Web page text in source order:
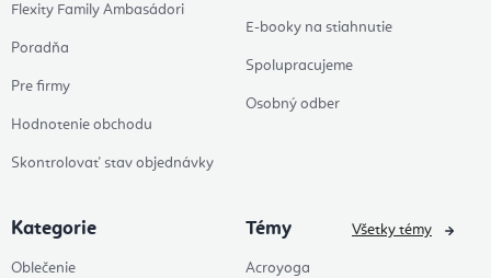
Flexity Family Ambasádori
Poradňa
Pre firmy
Hodnotenie obchodu
Skontrolovať stav objednávky
E-booky na stiahnutie
Spolupracujeme
Osobný odber
Kategorie
Oblečenie
Témy
Acroyoga
Všetky témy